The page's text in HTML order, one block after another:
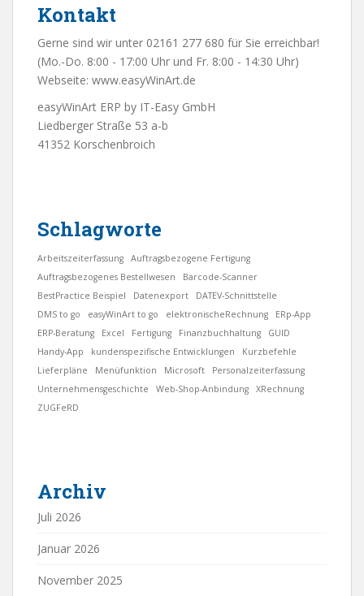
Kontakt
Gerne sind wir unter 02161 277 680 für Sie erreichbar!
(Mo.-Do. 8:00 - 17:00 Uhr und Fr. 8:00 - 14:30 Uhr)
Webseite: www.easyWinArt.de
easyWinArt ERP by IT-Easy GmbH
Liedberger Straße 53 a-b
41352 Korschenbroich
Schlagworte
Arbeitszeiterfassung
Auftragsbezogene Fertigung
Auftragsbezogenes Bestellwesen
Barcode-Scanner
BestPractice Beispiel
Datenexport
DATEV-Schnittstelle
DMS to go
easyWinArt to go elektronischeRechnung
ERp-App
ERP-Beratung
Excel Fertigung Finanzbuchhaltung
GUID
Handy-App
kundenspezifische Entwicklungen
Kurzbefehle
Lieferpläne
Menüfunktion Microsoft
Personalzeiterfassung
Unternehmensgeschichte
Web-Shop-Anbindung
XRechnung
ZUGFeRD
Archiv
Juli 2026
Januar 2026
November 2025